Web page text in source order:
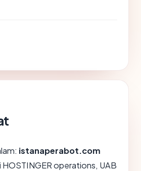
istanaperabot.com
operations, UAB